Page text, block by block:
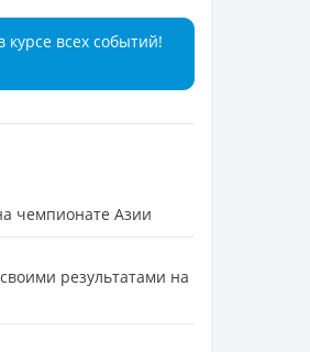
всех событий!
чемпионате Азии
результатами на